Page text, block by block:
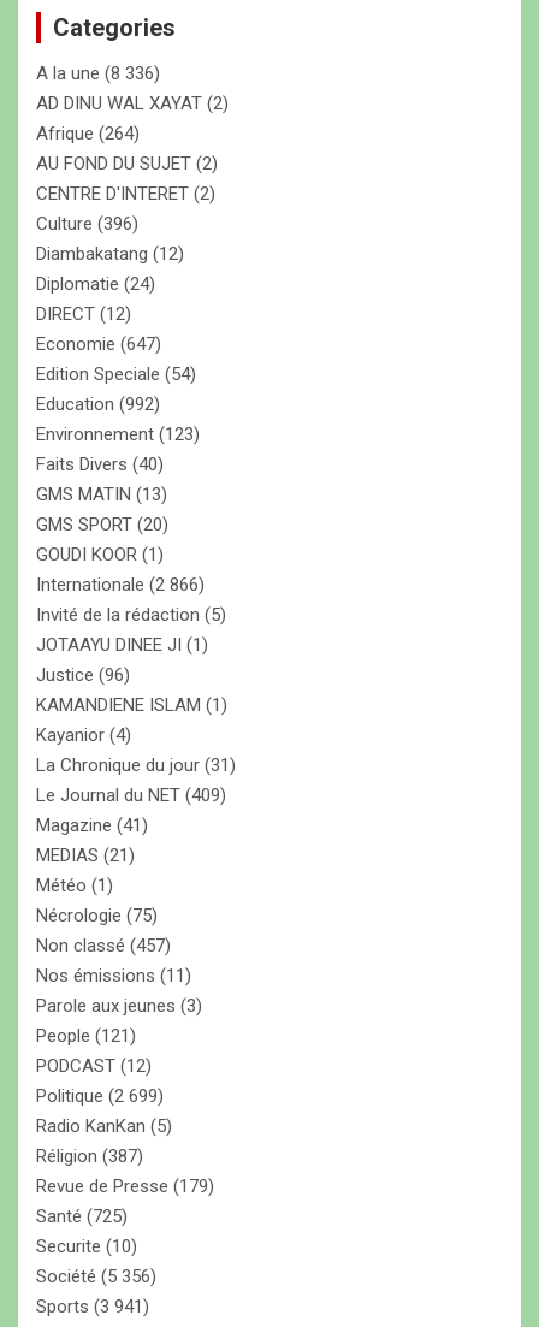
c
h
e
r
Categories
A la une (8 336)
AD DINU WAL XAYAT (2)
Afrique (264)
AU FOND DU SUJET (2)
CENTRE D'INTERET (2)
Culture (396)
Diambakatang (12)
Diplomatie (24)
DIRECT (12)
Economie (647)
Edition Speciale (54)
Education (992)
Environnement (123)
Faits Divers (40)
GMS MATIN (13)
GMS SPORT (20)
GOUDI KOOR (1)
Internationale (2 866)
Invité de la rédaction (5)
JOTAAYU DINEE JI (1)
Justice (96)
KAMANDIENE ISLAM (1)
Kayanior (4)
La Chronique du jour (31)
Le Journal du NET (409)
Magazine (41)
MEDIAS (21)
Météo (1)
Nécrologie (75)
Non classé (457)
Nos émissions (11)
Parole aux jeunes (3)
People (121)
PODCAST (12)
Politique (2 699)
Radio KanKan (5)
Réligion (387)
Revue de Presse (179)
Santé (725)
Securite (10)
Société (5 356)
Sports (3 941)